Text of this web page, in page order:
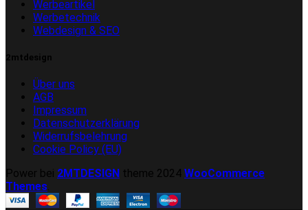
Werbeartikel
Werbetechnik
Webdesign & SEO
2mtdesign
Über uns
AGB
Impressum
Datenschutzerklärung
Widerrufsbelehrung
Cookie Policy (EU)
Power bei 2MTDESIGN theme 2024 WooCommerce
Themes.